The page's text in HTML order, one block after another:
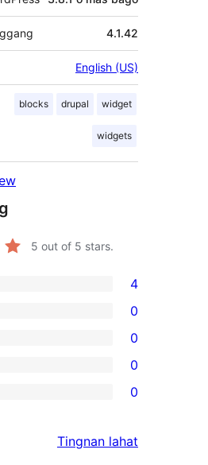
4.1.42
English (US)
blocks drupal widget
widgets
5 out of 5 stars.
4
0
0
0
0
Tingnan lahat